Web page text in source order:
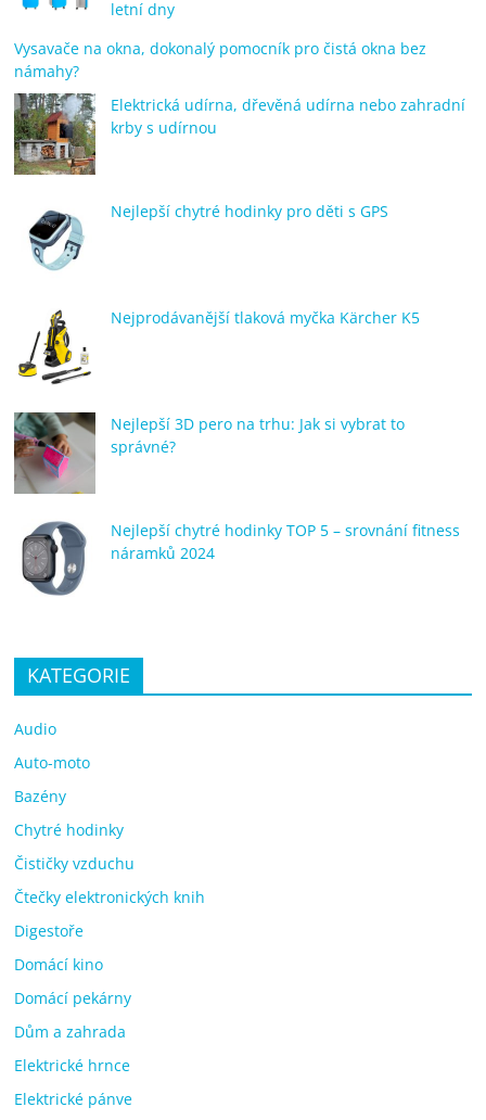
letní dny
Vysavače na okna, dokonalý pomocník pro čistá okna bez
námahy?
Elektrická udírna, dřevěná udírna nebo zahradní
krby s udírnou
Nejlepší chytré hodinky pro děti s GPS
Nejprodávanější tlaková myčka Kärcher K5
Nejlepší 3D pero na trhu: Jak si vybrat to
správné?
Nejlepší chytré hodinky TOP 5 – srovnání fitness
náramků 2024
KATEGORIE
Audio
Auto-moto
Bazény
Chytré hodinky
Čističky vzduchu
Čtečky elektronických knih
Digestoře
Domácí kino
Domácí pekárny
Dům a zahrada
Elektrické hrnce
Elektrické pánve